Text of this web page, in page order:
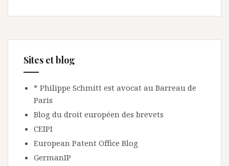
Sites et blog
* Philippe Schmitt est avocat au Barreau de
Paris
Blog du droit européen des brevets
CEIPI
European Patent Office Blog
GermanIP